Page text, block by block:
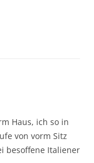
Haus, ich so in
von vorm Sitz
besoffene Italiener